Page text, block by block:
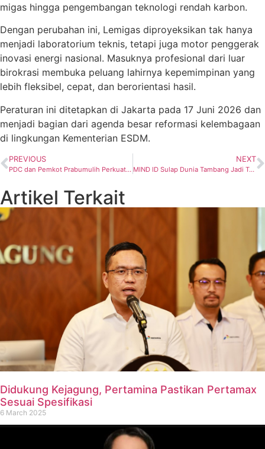
migas hingga pengembangan teknologi rendah karbon.
Dengan perubahan ini, Lemigas diproyeksikan tak hanya
menjadi laboratorium teknis, tetapi juga motor penggerak
inovasi energi nasional. Masuknya profesional dari luar
birokrasi membuka peluang lahirnya kepemimpinan yang
lebih fleksibel, cepat, dan berorientasi hasil.
Peraturan ini ditetapkan di Jakarta pada 17 Juni 2026 dan
menjadi bagian dari agenda besar reformasi kelembagaan
di lingkungan Kementerian ESDM.
PREVIOUS
PDC dan Pemkot Prabumulih Perkuat Sinergi Pengembangan Kompetensi SDM Lokal
NEXT
MIND ID Sulap Dunia Tambang Jadi Taman Bermain Edukatif, Anak-anak Diajak Jadi “Junior Miner”
Artikel Terkait
Didukung Kejagung, Pertamina Pastikan Pertamax
Sesuai Spesifikasi
6 March 2025